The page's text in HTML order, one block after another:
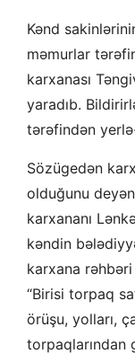
Kənd
məmurlar
karxanası
yaradıb.
tərəfindən
Sözügedən
olduğunu
karxananı
kəndin
karxana
“Birisi torpaq
örüşu, yolları,
torpaqlarından